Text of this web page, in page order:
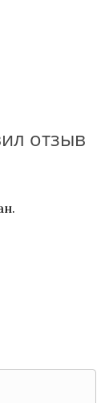
отзыв